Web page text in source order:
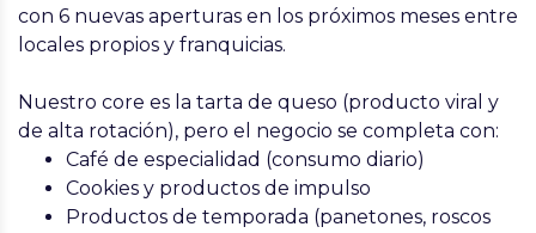
con 6 nuevas aperturas en los próximos meses entre
locales propios y franquicias.
Nuestro core es la tarta de queso (producto viral y
de alta rotación), pero el negocio se completa con:
Café de especialidad (consumo diario)
Cookies y productos de impulso
Productos de temporada (panetones, roscos